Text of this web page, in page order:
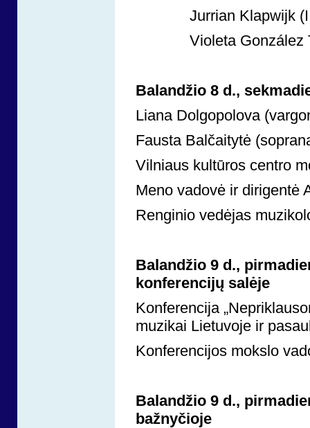
Jurrian Klapwijk (II
Violeta González
Balandžio 8 d.,
Liana Dolgopolova
Fausta Balčaitytė
Vilniaus kultūros centro
Meno vadovė ir dirigentė
Renginio vedėjas
Balandžio 9 d.,
konferencijų salėje
Konferencija
muzikai Lietuvoje ir
Konferencijos mokslo
Balandžio 9 d.,
bažnyčioje